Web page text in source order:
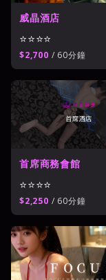
威晶酒店
⭐⭐⭐⭐
$2,700 / 60分鐘
首席商務會館
⭐⭐⭐⭐
$2,250 / 60分鐘